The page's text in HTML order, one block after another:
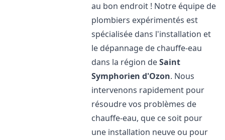
au bon endroit ! Notre équipe de
plombiers expérimentés est
spécialisée dans l'installation et
le dépannage de chauffe-eau
dans la région deSaint
Symphorien d'Ozon. Nous
intervenons rapidement pour
résoudre vos problèmes de
chauffe-eau, que ce soit pour
une installation neuve ou pour